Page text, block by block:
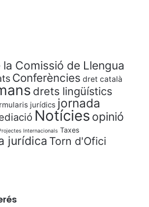
Comissió de Llengua
Conferències dret català
drets lingüístics
jurídics jornada
Notícies opinió
Internacionals Taxes
jurídica Torn d'Ofici